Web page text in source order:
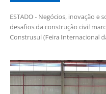
ESTADO - Negócios, inovação e
desafios da construção civil
Construsul (Feira Internacional